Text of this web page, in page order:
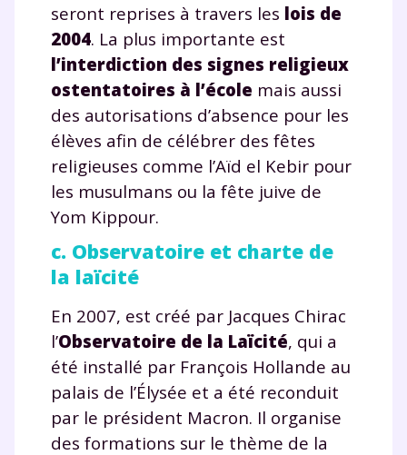
seront reprises à travers les lois de
2004. La plus importante est
l’interdiction des signes religieux
ostentatoires à l’école mais aussi
des autorisations d’absence pour les
élèves afin de célébrer des fêtes
religieuses comme l’Aïd el Kebir pour
les musulmans ou la fête juive de
Yom Kippour.
c. Observatoire et charte de
la laïcité
En 2007, est créé par Jacques Chirac
l’Observatoire de la Laïcité, qui a
été installé par François Hollande au
palais de l’Élysée et a été reconduit
par le président Macron. Il organise
des formations sur le thème de la